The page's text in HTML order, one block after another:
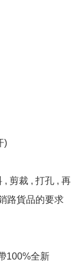
)
, 剪裁 , 打孔 , 再
路貨品的要求
100%全新